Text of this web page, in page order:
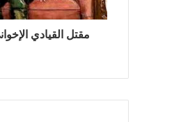
مقتل القيادي